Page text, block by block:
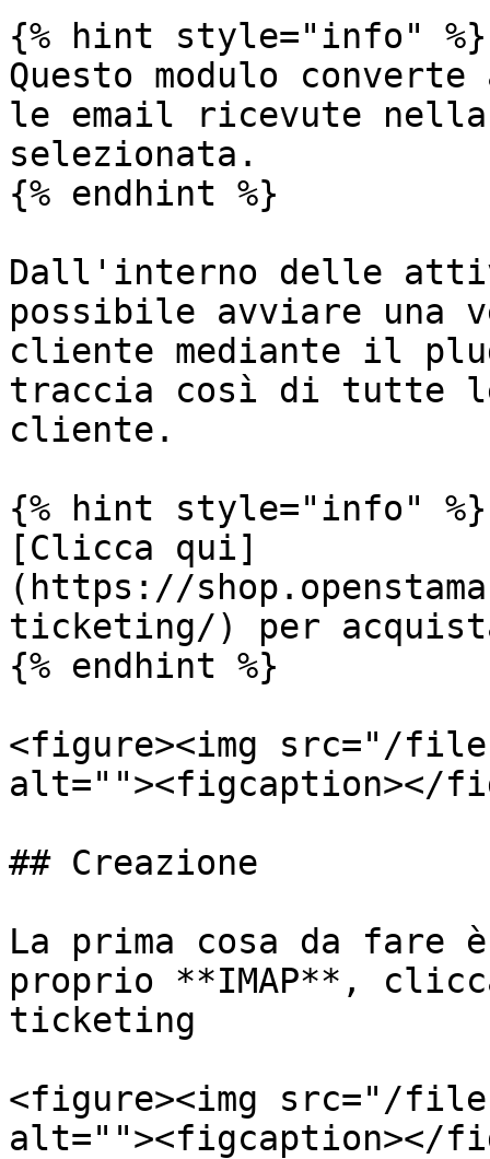
{% hint style="info" %}
Questo modulo
le email ricevute
selezionata.
{% endhint %}
Dall'interno delle
possibile avviare una
cliente mediante il
traccia così di tutte
cliente.
{% hint style="info" %}
[Clicca qui]
(https://
ticketing/) per
{% endhint %}
<figure><img src="/
alt=""><figcaption></
## Creazione
La prima cosa da fare
proprio **IMAP**,
ticketing
<figure><img src="/
alt=""><figcaption></